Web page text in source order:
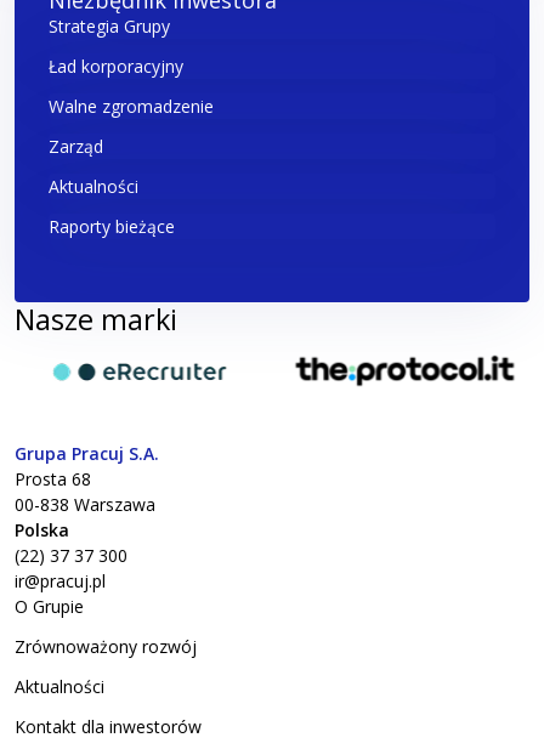
Strategia Grupy
Ład korporacyjny
Walne zgromadzenie
Zarząd
Aktualności
Raporty bieżące
Nasze marki
theprotocol.it
Grupa Pracuj S.A.
Prosta 68
00-838 Warszawa
Polska
(22) 37 37 300
ir@pracuj.pl
O Grupie
Zrównoważony rozwój
Aktualności
Kontakt dla inwestorów